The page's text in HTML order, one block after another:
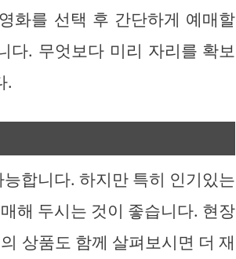
화를 선택 후 간단하게 예매할
다. 무엇보다 미리 자리를 확보
.
합니다. 하지만 특히 인기있는
해 두시는 것이 좋습니다. 현장
상품도 함께 살펴보시면 더 재